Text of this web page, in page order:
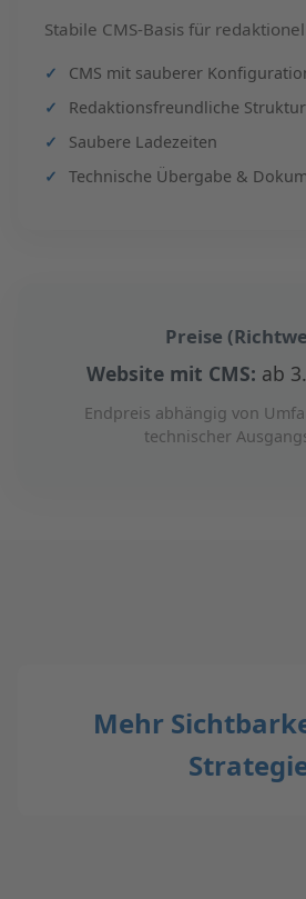
Stabile CMS-Basis für
CMS mit sauberer
Redaktionsfreundliche Struktur
Saubere Ladezeiten
Technische Übergabe &
Preise
Website mit CMS: ab
Endpreis abhängig von
technischer
Mehr